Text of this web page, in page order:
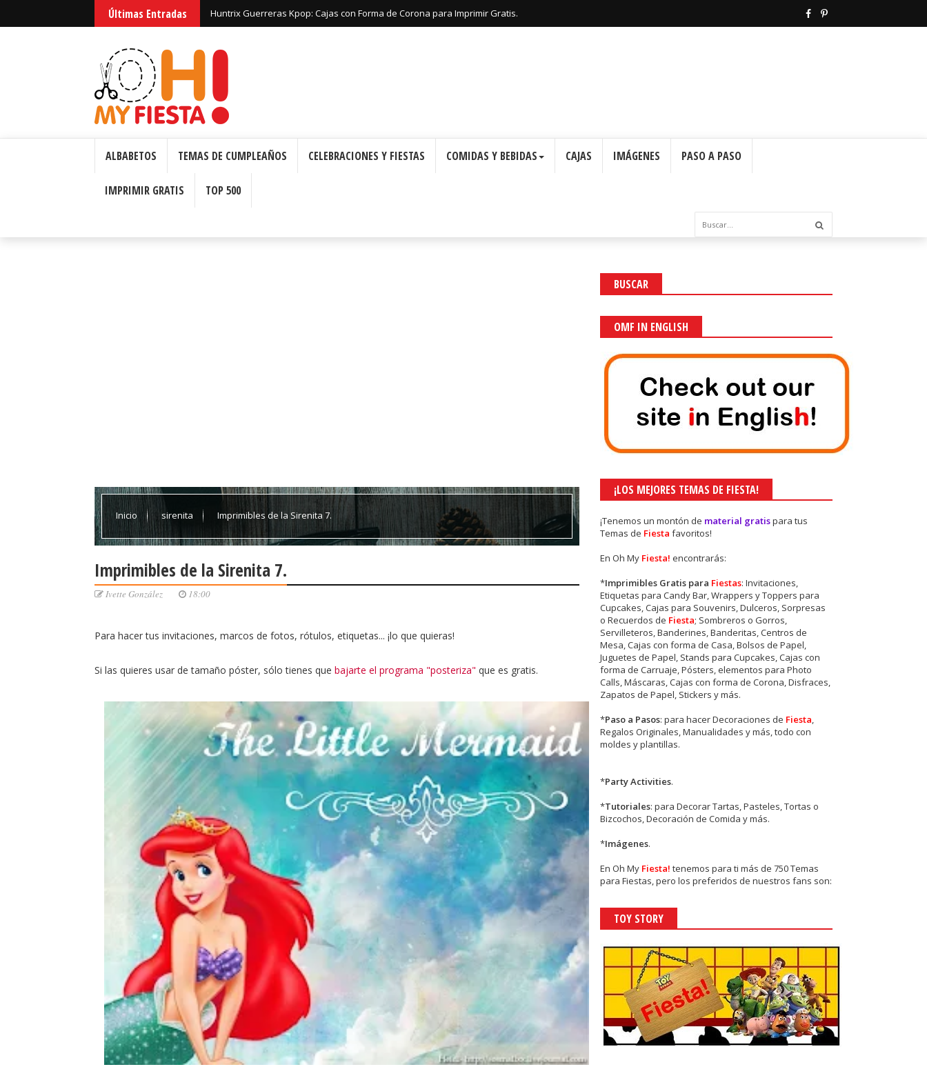
Últimas Entradas Huntrix Guerreras Kpop: Cajas con Forma de Corona para Imprimir Gratis.
ALBABETOS TEMAS DE CUMPLEAÑOS CELEBRACIONES Y FIESTAS COMIDAS Y BEBIDAS CAJAS IMÁGENES PASO A PASO
IMPRIMIR GRATIS TOP 500
Inicio sirenita Imprimibles de la Sirenita 7.
Imprimibles de la Sirenita 7.
Ivette González 18:00
Para hacer tus invitaciones, marcos de fotos, rótulos, etiquetas... ¡lo que quieras!
Si las quieres usar de tamaño póster, sólo tienes que bajarte el programa "posteriza" que es gratis.
BUSCAR
OMF IN ENGLISH
¡LOS MEJORES TEMAS DE FIESTA!
¡Tenemos un montón de material gratispara tus
Temas de Fiestafavoritos!
En Oh My Fiesta!encontrarás:
*Imprimibles Gratis para Fiestas: Invitaciones,
Etiquetas para Candy Bar, Wrappers y Toppers para
Cupcakes, Cajas para Souvenirs, Dulceros, Sorpresas
o Recuerdos de Fiesta; Sombreros o Gorros,
Servilleteros, Banderines, Banderitas, Centros de
Mesa, Cajas con forma de Casa, Bolsos de Papel,
Juguetes de Papel, Stands para Cupcakes, Cajas con
forma de Carruaje, Pósters, elementos para Photo
Calls, Máscaras, Cajas con forma de Corona, Disfraces,
Zapatos de Papel, Stickers y más.
*Paso a Pasos: para hacer Decoraciones de Fiesta,
Regalos Originales, Manualidades y más, todo con
moldes y plantillas.
*Party Activities.
*Tutoriales: para Decorar Tartas, Pasteles, Tortas o
Bizcochos, Decoración de Comida y más.
*Imágenes.
EnOh My Fiesta! tenemos para ti más de 750 Temas
para Fiestas, pero los preferidos de nuestros fans son:
TOY STORY